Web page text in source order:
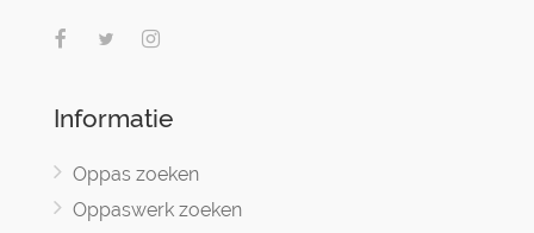
Informatie
Oppas zoeken
Oppaswerk zoeken